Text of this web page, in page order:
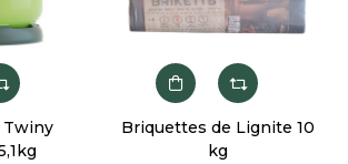
Twiny
Briquettes de Lignite 10
kg